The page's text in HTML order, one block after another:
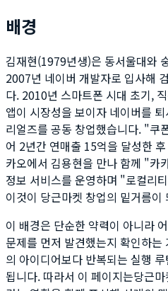
배경
김재현(1979년생)은 동서울대와
2007년 네이버 개발자로 입사해
다. 2010년 스마트폰 시대 초기,
앱이 시장성을 보이자 네이버를
리얼즈를 공동 창업했습니다. "쿠
어 2년간 연매출 15억을 달성한
카오에서 김용현을 만나 함께 "카
정보 서비스를 운영하며 "로컬리
이것이 당근마켓 창업의 밑거름이
이 배경은 단순한 약력이 아니라
문제를 먼저 발견했는지 확인하
의 아이디어보다 반복되는 실행
됩니다. 따라서 이 페이지는당근마